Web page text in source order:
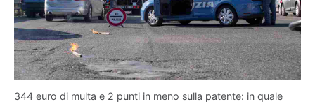
344 euro di multa e 2 punti in meno sulla patente: in quale